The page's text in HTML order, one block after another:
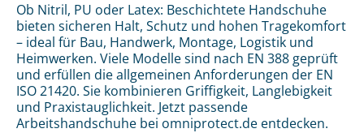
Ob Nitril, PU oder Latex: Beschichtete Handschuhe
bieten sicheren Halt, Schutz und hohen Tragekomfort
– ideal für Bau, Handwerk, Montage, Logistik und
Heimwerken. Viele Modelle sind nach EN 388 geprüft
und erfüllen die allgemeinen Anforderungen der EN
ISO 21420. Sie kombinieren Griffigkeit, Langlebigkeit
und Praxistauglichkeit. Jetzt passende
Arbeitshandschuhe bei omniprotect.de entdecken.